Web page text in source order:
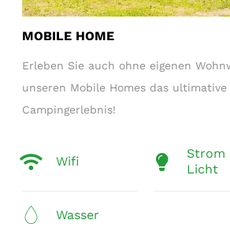
MOBILE HOME
Erleben Sie auch ohne eigenen
unseren Mobile Homes das ultimative
Campingerlebnis!
Wifi
Strom
Licht
Wasser